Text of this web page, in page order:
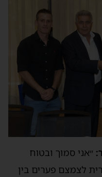
״אני סמוך ובטוח
לצמצם פערים בין